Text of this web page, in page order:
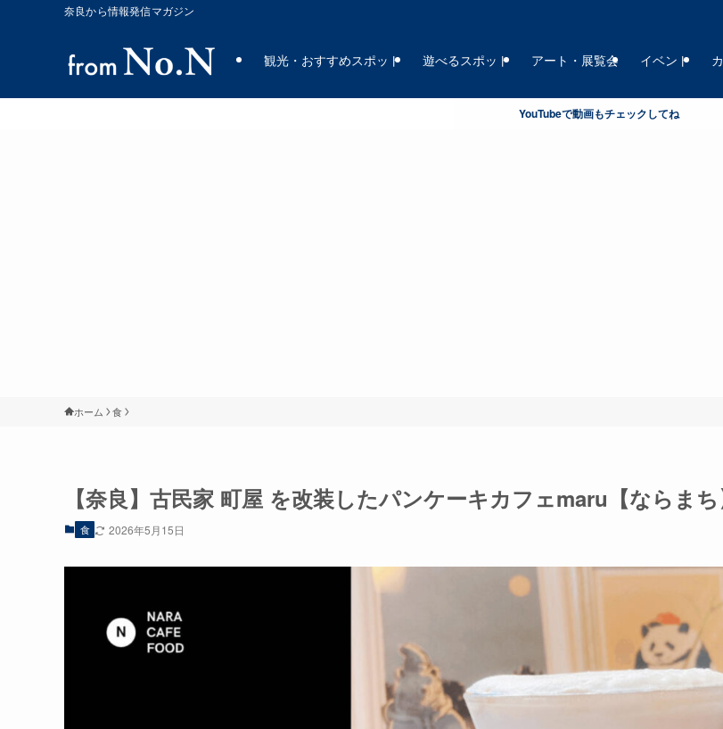
奈良から情報発信マガジン
観光・おすすめスポット 遊べるスポット アート・展覧会 イベント
YouTubeで動画もチェックしてね
ホーム 食
【奈良】古民家 町屋 を改装したパンケーキカフェmaru【ならまち
食 2026年5月15日